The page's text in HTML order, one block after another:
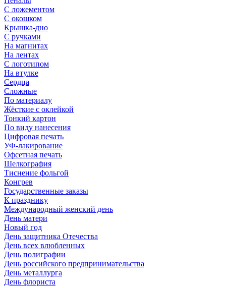
С ложементом
С окошком
Крышка-дно
С ручками
На магнитах
На лентах
С логотипом
На втулке
Сердца
Сложные
По материалу
Жёсткие с оклейкой
Тонкий картон
По виду нанесения
Цифровая печать
УФ-лакирование
Офсетная печать
Шелкография
Тиснение фольгой
Конгрев
Государственные заказы
К празднику
Международный женский день
День матери
Новый год
День защитника Отечества
День всех влюбленных
День полиграфии
День российского предпринимательства
День металлурга
День флориста